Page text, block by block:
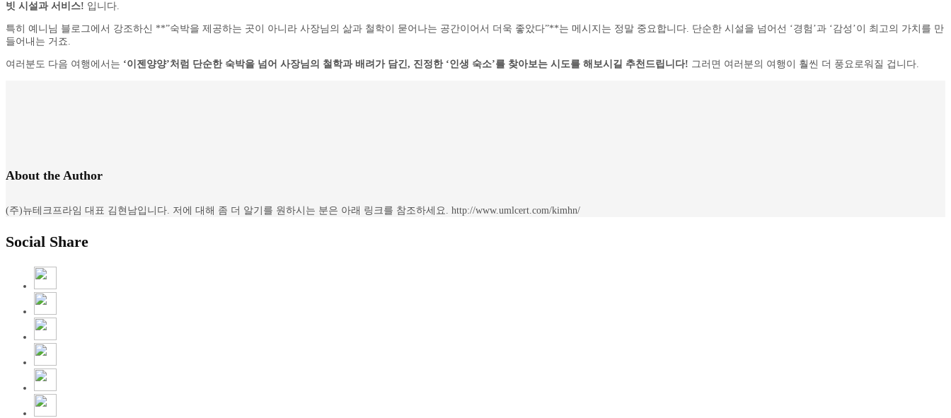
빗 시설과 서비스! 입니다.
특히 예니님 블로그에서 강조하신 **”숙박을 제공하는 곳이 아니라 사장님의 삶과 철학이 묻어나는 공간이어서 더욱 좋았다”**는 메시지는 정말 중요합니다. 단순한 시설을 넘어선 ‘경험’과 ‘감성’이 최고의 가치를 만
들어내는 거죠.
여러분도 다음 여행에서는 ‘이젠양양’처럼 단순한 숙박을 넘어 사장님의 철학과 배려가 담긴, 진정한 ‘인생 숙소’를 찾아보는 시도를 해보시길 추천드립니다! 그러면 여러분의 여행이 훨씬 더 풍요로워질 겁니다.
About the Author
(주)뉴테크프라임 대표 김현남입니다. 저에 대해 좀 더 알기를 원하시는 분은 아래 링크를 참조하세요. http://www.umlcert.com/kimhn/
Social Share